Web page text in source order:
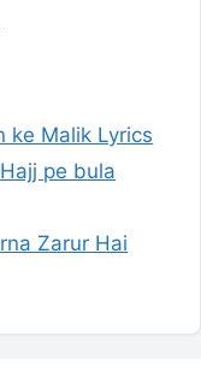
ke Malik Lyrics
pe bula
Zarur Hai